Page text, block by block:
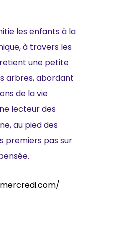
les enfants à la
à travers les
une petite
arbres, abordant
de la vie
lecteur des
au pied des
premiers pas sur